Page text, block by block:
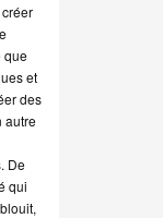
que
et
des
autre
De
qui